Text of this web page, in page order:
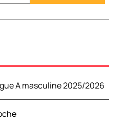
A masculine 2025/2026